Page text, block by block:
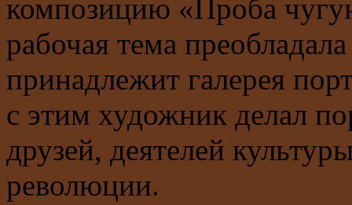
композицию «Проба
рабочая тема
принадлежит галерея
с этим художник делал
друзей, деятелей
революции.